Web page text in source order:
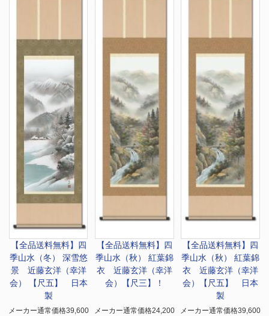
【全品送料無料】 四
季山水（冬） 深雪悠
景 近藤玄洋（幸洋
会） 【尺五】 日本
製
メーカー通常価格39,600
【全品送料無料】 四
季山水（秋） 紅葉錦
衣 近藤玄洋（幸洋
会）【尺三】！
メーカー通常価格24,200
【全品送料無料】 四
季山水（秋） 紅葉錦
衣 近藤玄洋（幸洋
会）【尺五】 日本
製
メーカー通常価格39,600